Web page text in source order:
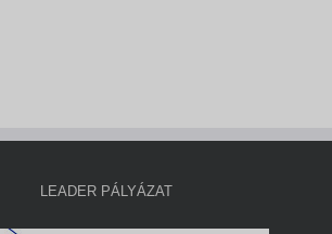
LEADER PÁLYÁZAT